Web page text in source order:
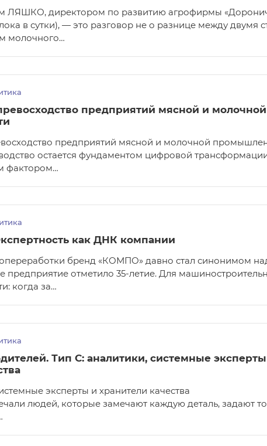
ЛЯШКО, директором по развитию агрофирмы
в сутки), — это разговор не о разнице между двумя
молочного…
предприятий мясной и молочной
предприятий мясной и молочной
остается фундаментом цифровой
фактором…
как ДНК компании
бренд «КОМПО» давно стал синонимом
предприятие отметило 35-летие. Для
когда за…
Тип C: аналитики, системные
эксперты и хранители качества
людей, которые замечают каждую деталь, задают